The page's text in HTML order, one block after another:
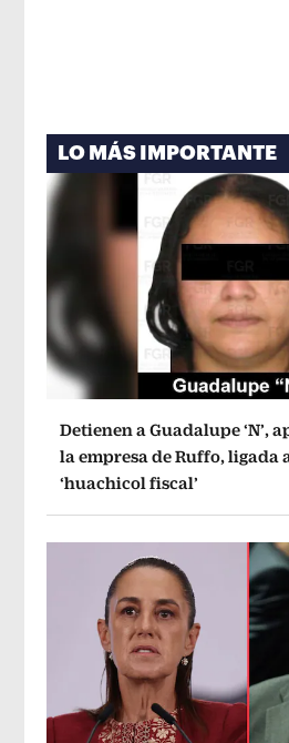
LO MÁS IMPORTANTE
Detienen a Guadalupe ‘N’,
la empresa de Ruffo, ligada
‘huachicol fiscal’